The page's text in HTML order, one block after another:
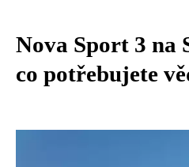
Nova Sport 3 na
co potřebujete